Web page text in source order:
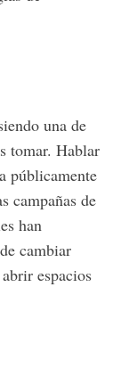
una de
tomar. Hablar
públicamente
campañas de
han
cambiar
espacios